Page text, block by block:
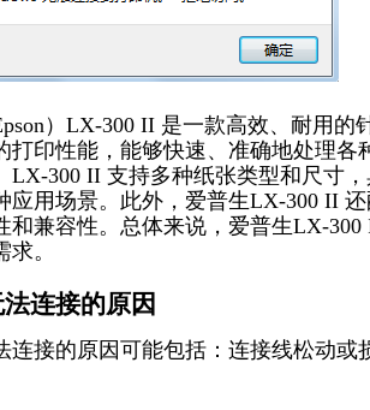
）LX-300 II 是一款高效、耐用
打印性能，能够快速、准确地处理
LX-300 II 支持多种纸张类型和尺寸
应用场景。此外，爱普生LX-300 II
和兼容性。总体来说，爱普生LX-
。
连接的原因
连接的原因可能包括：连接线松动